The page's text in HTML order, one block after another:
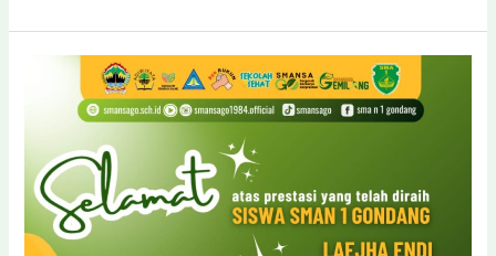
SMA
Negeri
Gondang
Raih
Juara
dalam